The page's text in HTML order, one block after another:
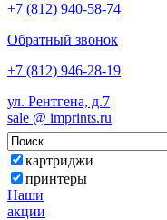
+7 (812) 940-58-74
Обратный звонок
+7 (812) 946-28-19
ул. Рентгена, д.7
sale @ imprints.ru
картриджи
принтеры
Наши
акции